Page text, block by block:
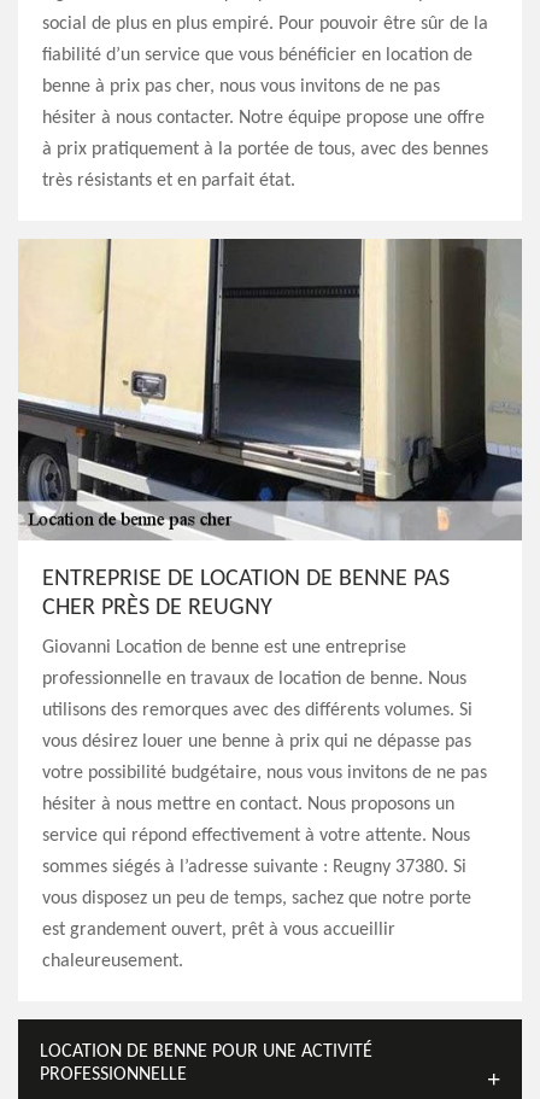
social de plus en plus empiré. Pour pouvoir être sûr de la
fiabilité d’un service que vous bénéficier en location de
benne à prix pas cher, nous vous invitons de ne pas
hésiter à nous contacter. Notre équipe propose une offre
à prix pratiquement à la portée de tous, avec des bennes
très résistants et en parfait état.
ENTREPRISE DE LOCATION DE BENNE PAS
CHER PRÈS DE REUGNY
Giovanni Location de benne est une entreprise
professionnelle en travaux de location de benne. Nous
utilisons des remorques avec des différents volumes. Si
vous désirez louer une benne à prix qui ne dépasse pas
votre possibilité budgétaire, nous vous invitons de ne pas
hésiter à nous mettre en contact. Nous proposons un
service qui répond effectivement à votre attente. Nous
sommes siégés à l’adresse suivante : Reugny 37380. Si
vous disposez un peu de temps, sachez que notre porte
est grandement ouvert, prêt à vous accueillir
chaleureusement.
LOCATION DE BENNE POUR UNE ACTIVITÉ
PROFESSIONNELLE